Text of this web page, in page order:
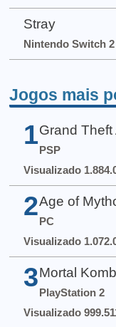
Stray
Nintendo Switch 2
Jogos mais
1 Grand
PSP
Visualizado
2 Age of
PC
Visualizado
3 Mortal
PlayStation 2
Visualizado